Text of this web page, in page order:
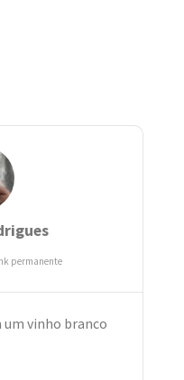
permanente
um vinho branco